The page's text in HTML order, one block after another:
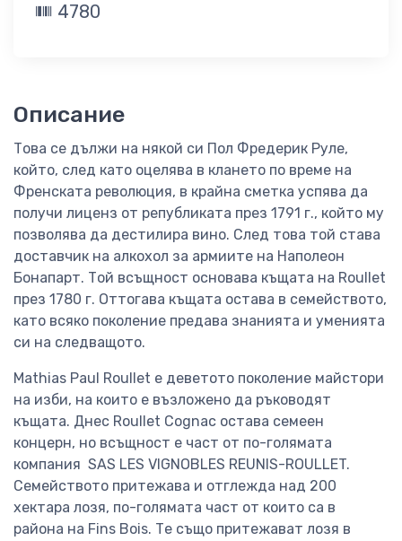
4780
Описание
Това се дължи на някой си Пол Фредерик Руле,
който, след като оцелява в клането по време на
Френската революция, в крайна сметка успява да
получи лиценз от републиката през 1791 г., който му
позволява да дестилира вино. След това той става
доставчик на алкохол за армиите на Наполеон
Бонапарт. Той всъщност основава къщата на Roullet
през 1780 г. Оттогава къщата остава в семейството,
като всяко поколение предава знанията и уменията
си на следващото.
Mathias Paul Roullet е деветото поколение майстори
на изби, на които е възложено да ръководят
къщата. Днес Roullet Cognac остава семеен
концерн, но всъщност е част от по-голямата
компания SAS LES VIGNOBLES REUNIS-ROULLET.
Семейството притежава и отглежда над 200
хектара лозя, по-голямата част от които са в
района на Fins Bois. Те също притежават лозя в